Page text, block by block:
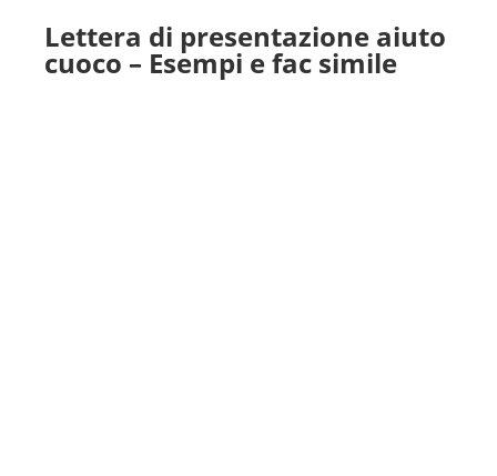
Lettera di presentazione aiuto
cuoco – Esempi e fac simile